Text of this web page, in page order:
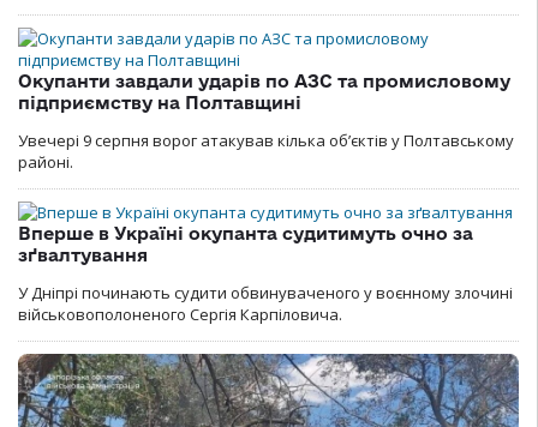
Окупанти завдали ударів по АЗС та промисловому
підприємству на Полтавщині
Увечері 9 серпня ворог атакував кілька обʼєктів у Полтавському
районі.
Вперше в Україні окупанта судитимуть очно за
зґвалтування
У Дніпрі починають судити обвинуваченого у воєнному злочині
військовополоненого Сергія Карпіловича.